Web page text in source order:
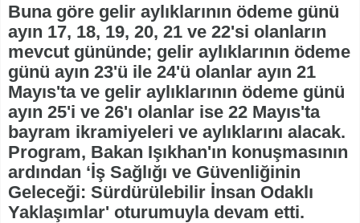
Buna göre gelir aylıklarının ödeme günü
ayın 17, 18, 19, 20, 21 ve 22'si olanların
mevcut gününde; gelir aylıklarının ödeme
günü ayın 23'ü ile 24'ü olanlar ayın 21
Mayıs'ta ve gelir aylıklarının ödeme günü
ayın 25'i ve 26'ı olanlar ise 22 Mayıs'ta
bayram ikramiyeleri ve aylıklarını alacak.
Program, Bakan Işıkhan'ın konuşmasının
ardından ‘İş Sağlığı ve Güvenliğinin
Geleceği: Sürdürülebilir İnsan Odaklı
Yaklaşımlar' oturumuyla devam etti.